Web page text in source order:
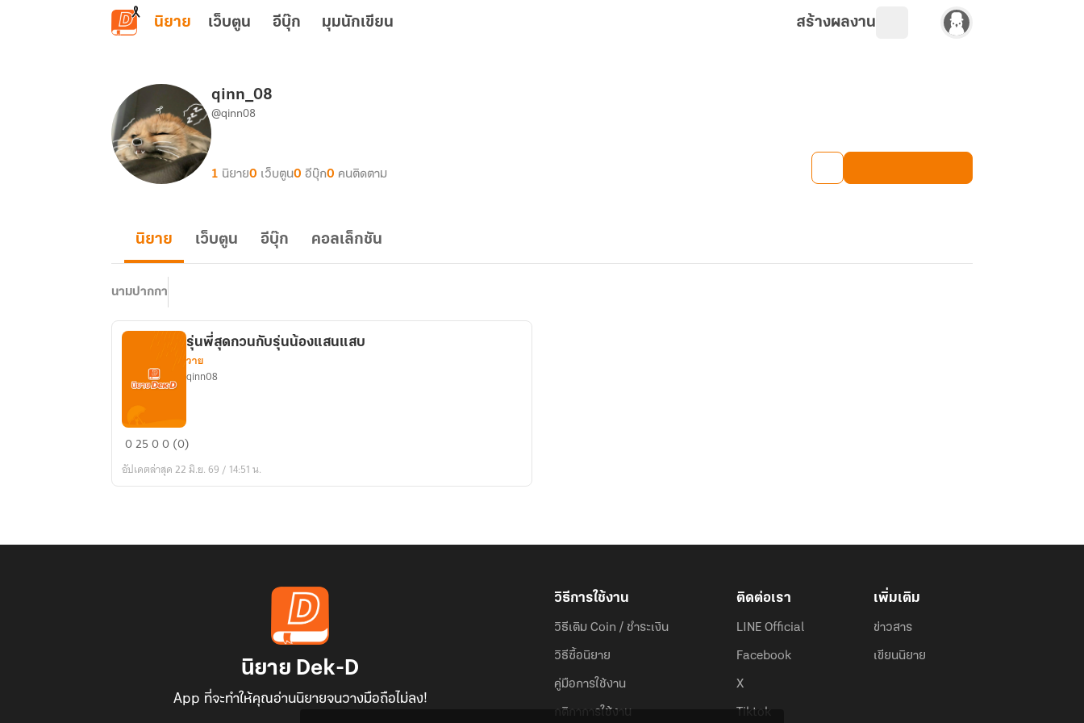
ข้ามไปยังเนื้อหาหลัก
นิยาย เว็บตูน อีบุ๊ก มุมนักเขียน สร้างผลงาน
qinn_08
@qinn08
1 นิยาย0 เว็บตูน0 อีบุ๊ก0 คนติดตาม
นิยาย เว็บตูน อีบุ๊ก คอลเล็กชัน
นามปากกา
รุ่น
สุด
รุ่นพี่สุดกวนกับรุ่นน้องแสนแสบ
วาย
qinn08
02500 (0)
อัปเดตล่าสุด 22 มิ.ย. 69 / 14:51 น.
นิยาย Dek-D
App ที่จะทำให้คุณอ่านนิยายจนวางมือถือไม่ลง!
วิธีการใช้งาน
วิธีเติม Coin / ชำระเงิน
วิธีซื้อนิยาย
คู่มือการใช้งาน
กติกาการใช้งาน
ติดต่อเรา
LINE Official
Facebook
X
Tiktok
เพิ่มเติม
ข่าวสาร
เขียนนิยาย